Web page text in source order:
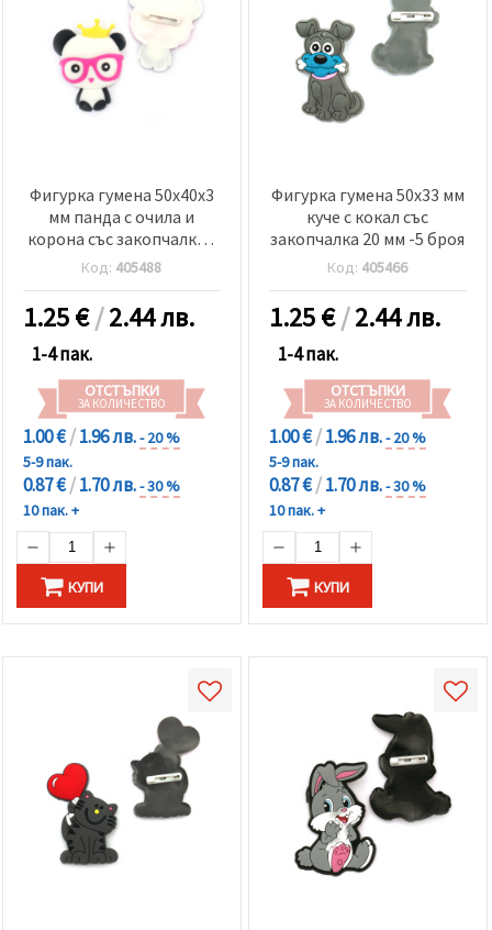
Фигурка гумена 50x40x3
мм панда с очила и
корона със закопчалка -
5 броя
Код: 405488
1.25€/2.44 лв.
1-4 пак.
ОТСТЪПКИ
ЗА КОЛИЧЕСТВО
1.00 €/1.96 лв.- 20 %
5-9 пак.
0.87 €/1.70 лв.- 30 %
10 пак. +
КУПИ
Фигурка гумена 50x33 мм
куче с кокал със
закопчалка 20 мм -5 броя
Код: 405466
1.25€/2.44 лв.
1-4 пак.
ОТСТЪПКИ
ЗА КОЛИЧЕСТВО
1.00 €/1.96 лв.- 20 %
5-9 пак.
0.87 €/1.70 лв.- 30 %
10 пак. +
КУПИ